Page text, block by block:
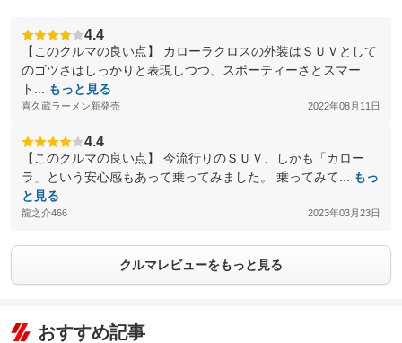
4.4
【このクルマの良い点】 カローラクロスの外装はＳＵＶとして
のゴツさはしっかりと表現しつつ、スポーティーさとスマー
ト...
もっと見る
喜久蔵ラーメン新発売 2022年08月11日
4.4
【このクルマの良い点】 今流行りのＳＵＶ、しかも「カロー
ラ」という安心感もあって乗ってみました。 乗ってみて...
もっ
と見る
龍之介466 2023年03月23日
クルマレビューをもっと見る
おすすめ記事